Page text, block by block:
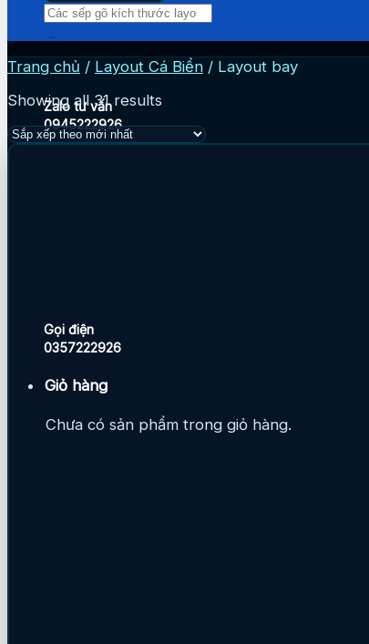
Zalo tư vấn
0945222926
Gọi điện
0357222926
Giỏ hàng
Chưa có sản phẩm trong giỏ hàng.
Tìm
kiếm:
Trang chủ / Layout Cá Biển / Layout bay
Showing all 31 results